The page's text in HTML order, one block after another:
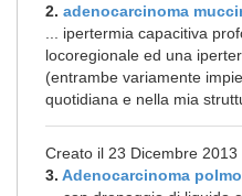
2. adenocarcinoma
... ipertermia capacitiva
locoregionale ed una
(entrambe variamente
quotidiana e nella mia
Creato il 23 Dicembre 2013
3. Adenocarcinoma